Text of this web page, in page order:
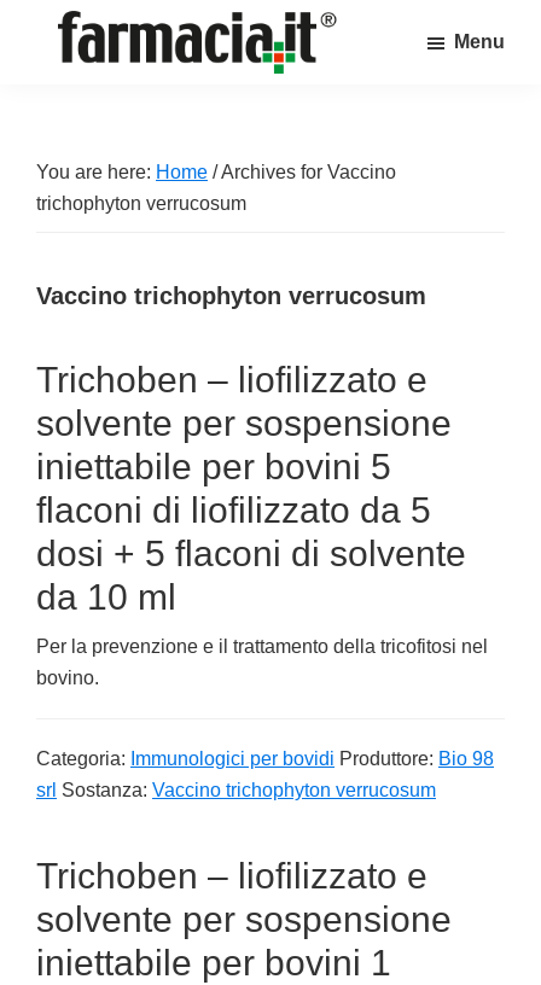
sul
mondo
online
Menu
You are here: Home /Archives for Vaccino
trichophyton verrucosum
Vaccino trichophyton verrucosum
Trichoben – liofilizzato e
solvente per sospensione
iniettabile per bovini 5
flaconi di liofilizzato da 5
dosi + 5 flaconi di solvente
da 10 ml
Per la prevenzione e il trattamento della tricofitosi nel
bovino.
Categoria: Immunologici per bovidi Produttore: Bio 98
srl Sostanza: Vaccino trichophyton verrucosum
Trichoben – liofilizzato e
solvente per sospensione
iniettabile per bovini 1